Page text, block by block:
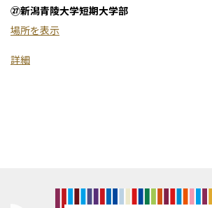
陵
大
学
㉗新潟青陵大学短期大学部
場所を表示
詳細